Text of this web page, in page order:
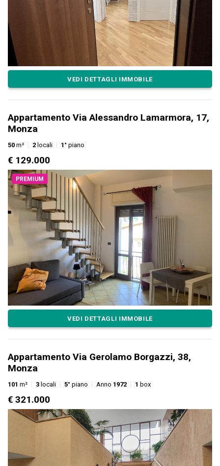
VEDI DETTAGLI IMMOBILE
Appartamento Via Alessandro Lamarmora, 17,
Monza
50 m² 2 locali 1° piano
€ 129.000
PREMIUM
VEDI DETTAGLI IMMOBILE
Appartamento Via Gerolamo Borgazzi, 38,
Monza
101 m² 3 locali 5° piano Anno 1972 1 box
€ 321.000